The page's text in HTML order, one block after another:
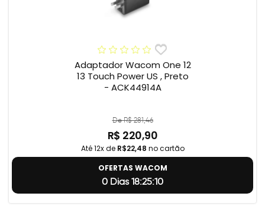
Adaptador Wacom One 12
13 Touch Power US , Preto
- ACK44914A
De R$ 281,46
R$ 220,90
Até 12x de R$22,48 no cartão
OFERTAS WACOM
0 Dias 18:25:9